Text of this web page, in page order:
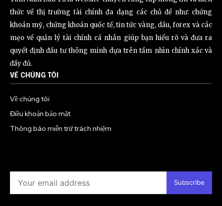
thức về thị trường tài chính đa dạng các chủ đề như: chứng
khoán mỹ, chứng khoán quốc tế, tin tức vàng, dầu, forex và các
mẹo về quản lý tài chính cá nhân giúp bạn hiểu rõ và đưa ra
quyết định đầu tư thông minh dựa trên tầm nhìn chính xác và
đầy đủ.
VỀ CHÚNG TÔI
Về chúng tôi
Điều khoản bảo mật
Thông báo miễn trừ trách nhiệm
Subscribe